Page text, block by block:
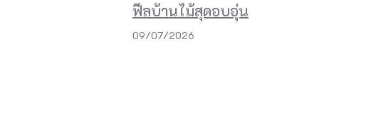
ฟีลบ้านไม้สุดอบอุ่น
09/07/2026